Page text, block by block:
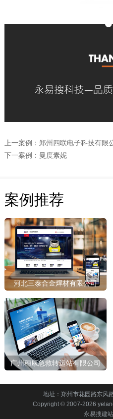
上一案例： 郑州四联电子科技有限
下一案例： 曼度素妮
案例推荐
河北三泰合金焊材有限公司
广州穗康急救转运站有限公司
地址：郑州市花园路东风
Copyright © 2007-2026
永易搜建